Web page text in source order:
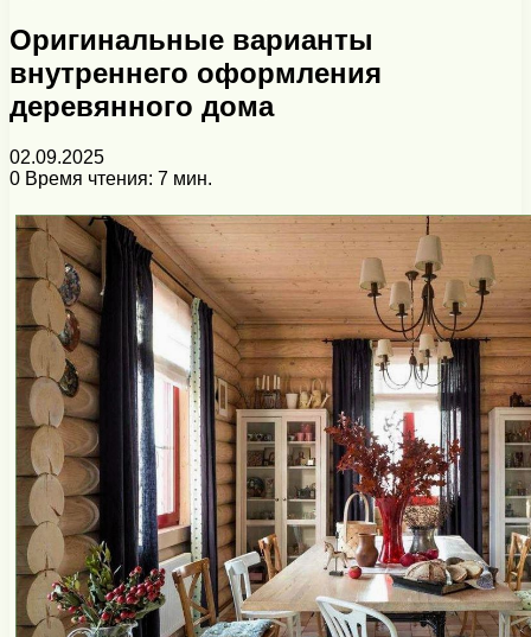
Оригинальные варианты
внутреннего оформления
деревянного дома
02.09.2025
0 Время чтения: 7 мин.